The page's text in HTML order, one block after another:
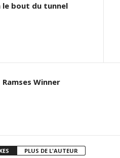
le bout du tunnel
Ramses Winner
PLUS DE L'AUTEUR